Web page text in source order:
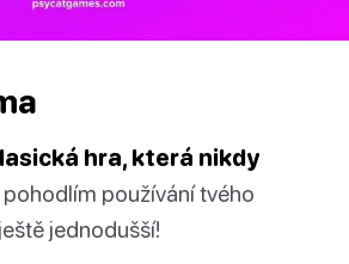
hra, která nikdy
pohodlím používání tvého
jednodušší!